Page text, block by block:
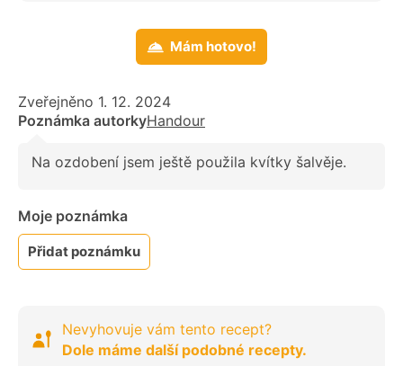
Mám hotovo!
Zveřejněno 1. 12. 2024
Poznámka autorkyHandour
Na ozdobení jsem ještě použila kvítky šalvěje.
Moje poznámka
Přidat poznámku
Nevyhovuje vám tento recept?
Dole máme další podobné recepty.